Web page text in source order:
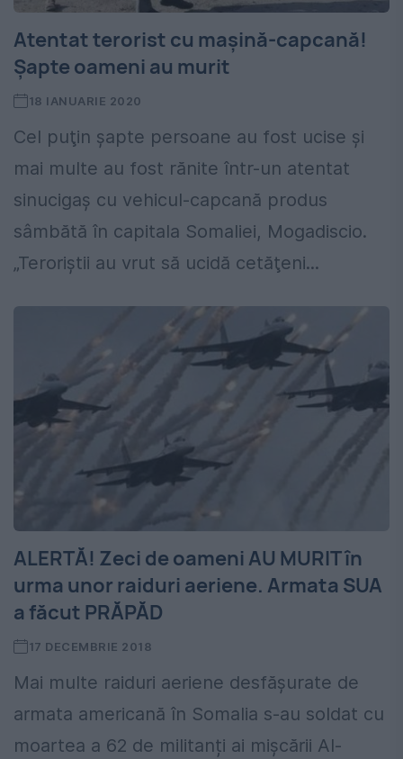
Atentat terorist cu mașină-capcană!
Șapte oameni au murit
18 IANUARIE 2020
Cel puţin şapte persoane au fost ucise şi
mai multe au fost rănite într-un atentat
sinucigaş cu vehicul-capcană produs
sâmbătă în capitala Somaliei, Mogadiscio.
„Teroriştii au vrut să ucidă cetăţeni...
ALERTĂ! Zeci de oameni AU MURIT în
urma unor raiduri aeriene. Armata SUA
a făcut PRĂPĂD
17 DECEMBRIE 2018
Mai multe raiduri aeriene desfășurate de
armata americană în Somalia s-au soldat cu
moartea a 62 de militanți ai mișcării Al-